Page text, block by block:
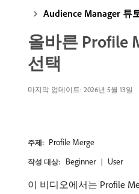
Audience Manager 튜
올바른 Profile
선택
마지막 업데이트: 2026년 5월 13일
주제: Profile Merge
작성 대상: Beginner User
이 비디오에서는 Profile